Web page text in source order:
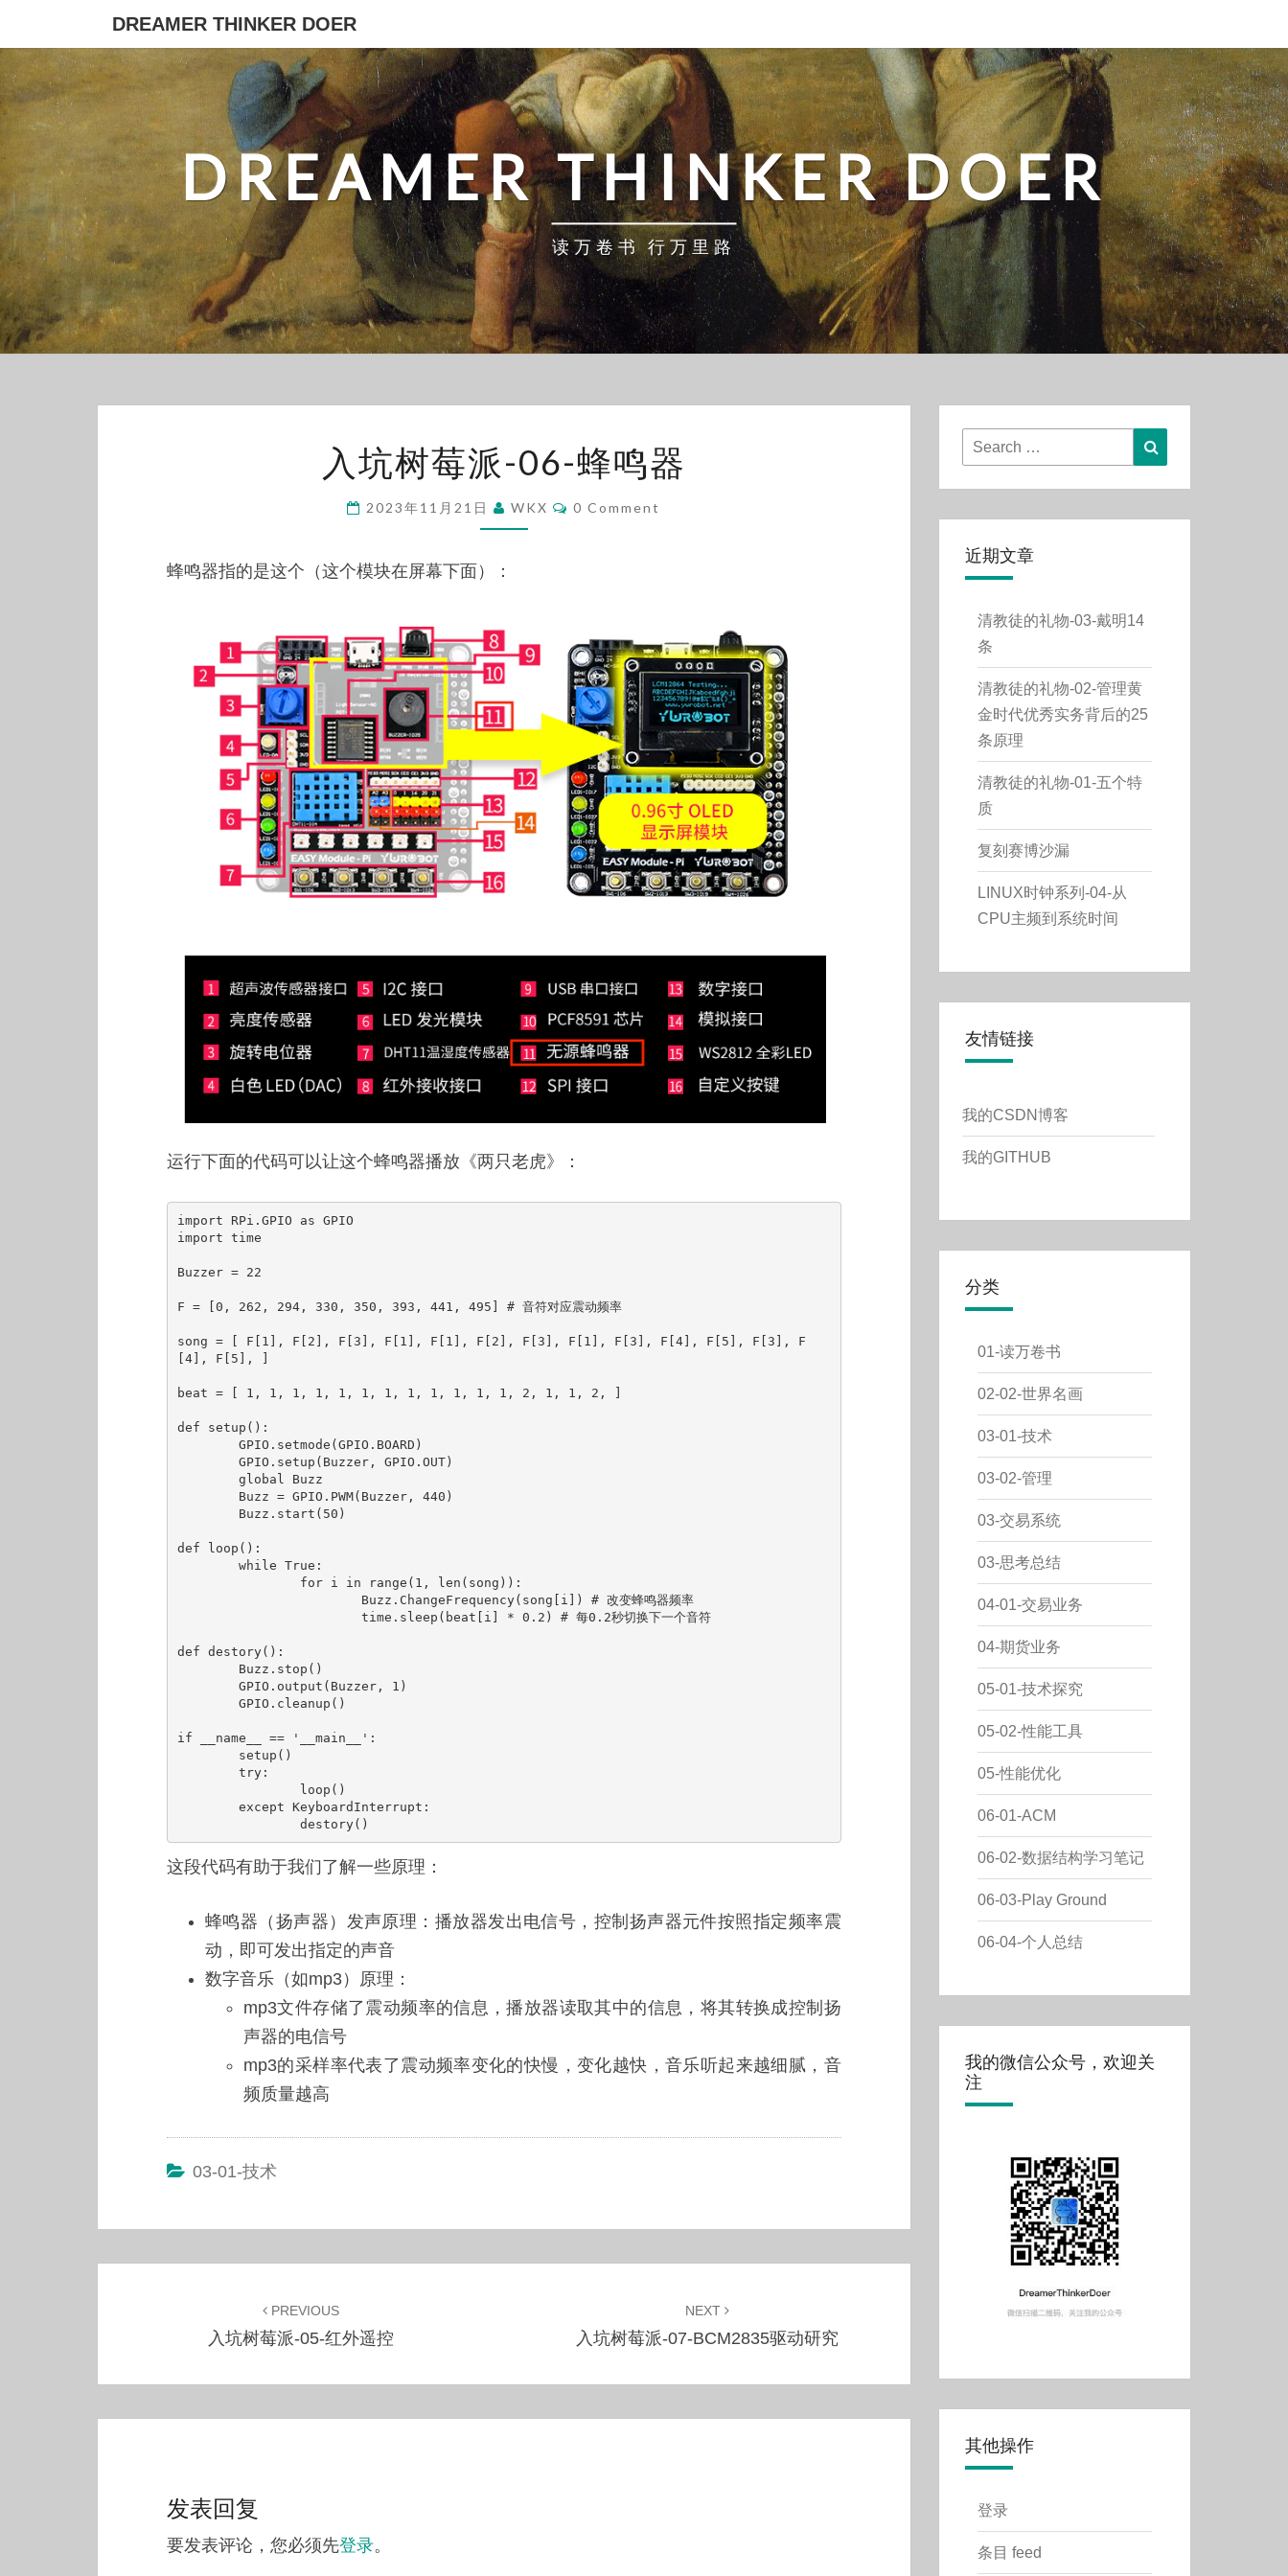
content
DREAMER THINKER DOER
DREAMER THINKER DOER
读万卷书 行万里路
坑
蜂
入坑树莓派-06-蜂鸣器
2023年11月21日 WKX Comments
0 Comment
蜂鸣器指的是这个（这个模块在屏幕下面）：
运行下面的代码可以让这个蜂鸣器播放《两只老虎》：
import RPi.GPIO as GPIO
import time
Buzzer = 22
F = [0, 262, 294, 330, 350, 393, 441, 495] # 音符对应震动频率
song = [ F[1], F[2], F[3], F[1], F[1], F[2], F[3], F[1], F[3], F[4], F[5], F[3], F
[4], F[5], ]
beat = [ 1, 1, 1, 1, 1, 1, 1, 1, 1, 1, 1, 1, 2, 1, 1, 2, ]
def setup():
def loop():
def destory():
if __name__ == '__main__':
		destory()
这段代码有助于我们了解一些原理：
蜂鸣器（扬声器）发声原理：播放器发出电信号，控制扬声器元件按照指定频率震
动，即可发出指定的声音
数字音乐（如mp3）原理：
mp3文件存储了震动频率的信息，播放器读取其中的信息，将其转换成控制扬
声器的电信号
mp3的采样率代表了震动频率变化的快慢，变化越快，音乐听起来越细腻，音
频质量越高
03-01-技术
PREVIOUS
入坑树莓派-05-红外遥控
NEXT
入坑树莓派-07-BCM2835驱动研究
发表回复
要发表评论，您必须先登录。
Search
for:
近期文章
清教徒的礼物-03-戴明14
条
清教徒的礼物-02-管理黄
金时代优秀实务背后的25
条原理
清教徒的礼物-01-五个特
质
复刻赛博沙漏
LINUX时钟系列-04-从
CPU主频到系统时间
友情链接
我的CSDN博客
我的GITHUB
分类
01-读万卷书
02-02-世界名画
03-01-技术
03-02-管理
03-交易系统
03-思考总结
04-01-交易业务
04-期货业务
05-01-技术探究
05-02-性能工具
05-性能优化
06-01-ACM
06-02-数据结构学习笔记
06-03-Play Ground
06-04-个人总结
我的微信公众号，欢迎关
注
其他操作
登录
条目 feed